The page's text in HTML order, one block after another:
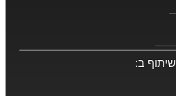
שיתוף ב: